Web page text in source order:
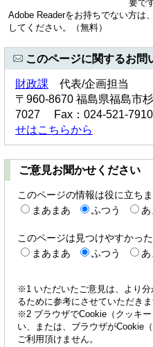
要で
Adobe Readerをお持ちでない方は
してください。（無料）
このページに関するお問
財政課 代表/企画担当
〒960-8670 福島県福島市
7027 Fax：024-521-
せはこちらから
ご意見お聞かせください
このページの情報は役に立ち
まあまあ
ふつう あ
このページは見つけやすかっ
まあまあ
ふつう あ
※1 いただいたご意見は、より
るために参考にさせていただき
※2 ブラウザでCookie（クッキ
い、または、ブラウザがCookie
ご利用頂けません。